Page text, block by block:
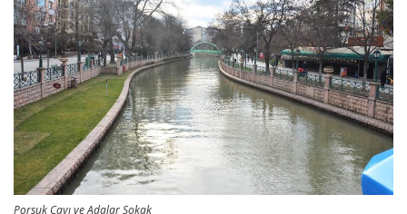
Porsuk Çayı ve Adalar Sokak